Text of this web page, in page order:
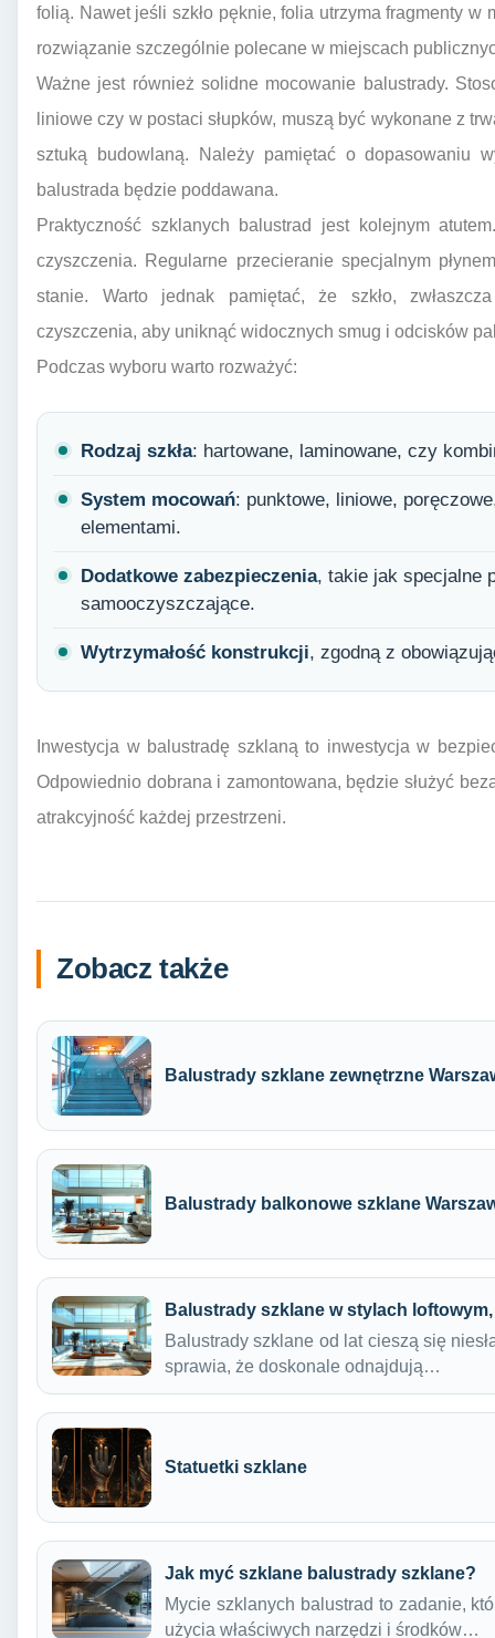
folią. Nawet jeśli szkło pęknie, folia utrzyma fragmenty
rozwiązanie szczególnie polecane w miejscach
Ważne jest również solidne mocowanie balustrady.
liniowe czy w postaci słupków, muszą być wykonane z
sztuką budowlaną. Należy pamiętać o dopasowaniu
balustrada będzie poddawana.
Praktyczność szklanych balustrad jest kolejnym
czyszczenia. Regularne przecieranie specjalnym
stanie. Warto jednak pamiętać, że szkło,
czyszczenia, aby uniknąć widocznych smug i odcisków
Podczas wyboru warto rozważyć:
Rodzaj szkła: hartowane, laminowane, czy
System mocowań: punktowe, liniowe,
elementami.
Dodatkowe zabezpieczenia, takie jak specjalne
samooczyszczające.
Wytrzymałość konstrukcji, zgodną z
Inwestycja w balustradę szklaną to inwestycja w
Odpowiednio dobrana i zamontowana, będzie służyć
atrakcyjność każdej przestrzeni.
Zobacz także
Balustrady szklane zewnętrzne
Balustrady balkonowe szklane
Balustrady szklane w stylach
Balustrady szklane od lat cieszą się
sprawia, że doskonale odnajdują…
Statuetki szklane
Jak myć szklane balustrady szklane?
Mycie szklanych balustrad to zadanie,
użycia właściwych narzędzi i środków…